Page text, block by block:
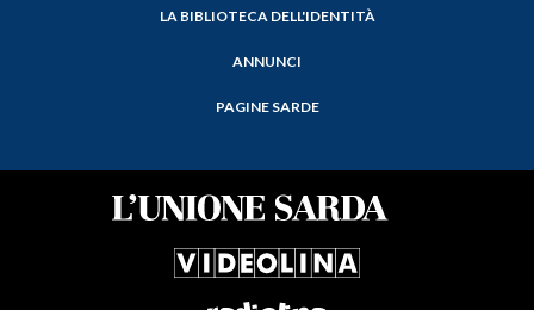
LA BIBLIOTECA DELL'IDENTITÀ
ANNUNCI
PAGINE SARDE